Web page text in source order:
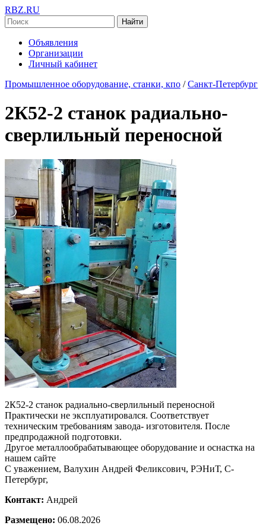
RBZ.RU
Найти
Объявления
Организации
Личный кабинет
Промышленное оборудование, станки, кпо / Санкт-Петербург
2К52-2 станок радиально-
сверлильный переносной
2К52-2 станок радиально-сверлильный переносной
Практически не эксплуатировался. Соответствует
техническим требованиям завода- изготовителя. После
предпродажной подготовки.
Другое металлообрабатывающее оборудование и оснастка на
нашем сайте
С уважением, Валухин Андрей Феликсович, РЭНиТ, С-
Петербург,
Контакт: Андрей
Размещено: 06.08.2026